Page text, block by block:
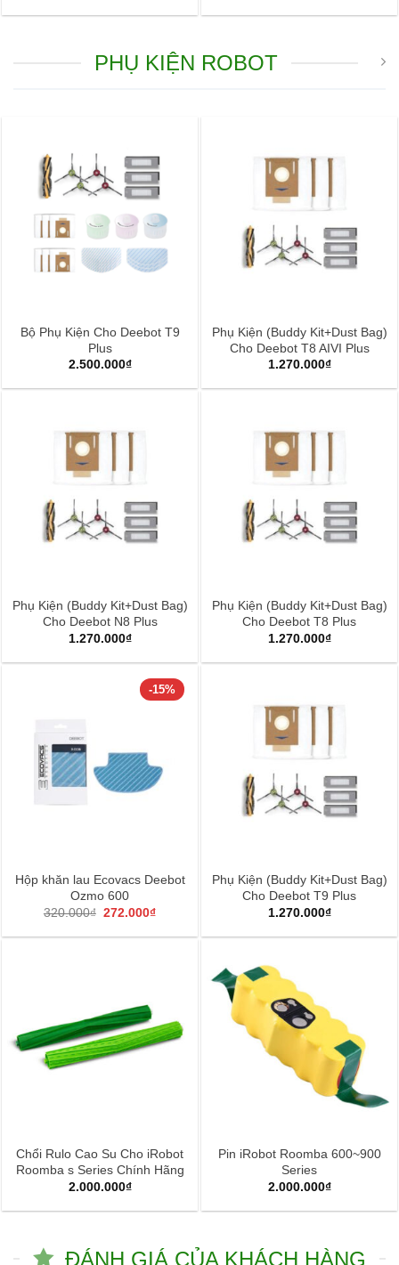
là:
tại
là:
tại
PHỤ KIỆN ROBOT
Bộ Phụ Kiện Cho Deebot T9
Plus
2.500.000₫
Phụ Kiện (Buddy Kit+Dust Bag)
Cho Deebot T8 AIVI Plus
1.270.000₫
Phụ Kiện (Buddy Kit+Dust Bag)
Cho Deebot N8 Plus
1.270.000₫
Phụ Kiện (Buddy Kit+Dust Bag)
Cho Deebot T8 Plus
1.270.000₫
-15%
Hộp khăn lau Ecovacs Deebot
Ozmo 600
320.000₫ Giá
là:
272.000₫Giá
tại
Phụ Kiện (Buddy Kit+Dust Bag)
Cho Deebot T9 Plus
1.270.000₫
Chổi Rulo Cao Su Cho iRobot
Roomba s Series Chính Hãng
2.000.000₫
Pin iRobot Roomba 600~900
Series
2.000.000₫
ĐÁNH GIÁ CỦA KHÁCH HÀNG